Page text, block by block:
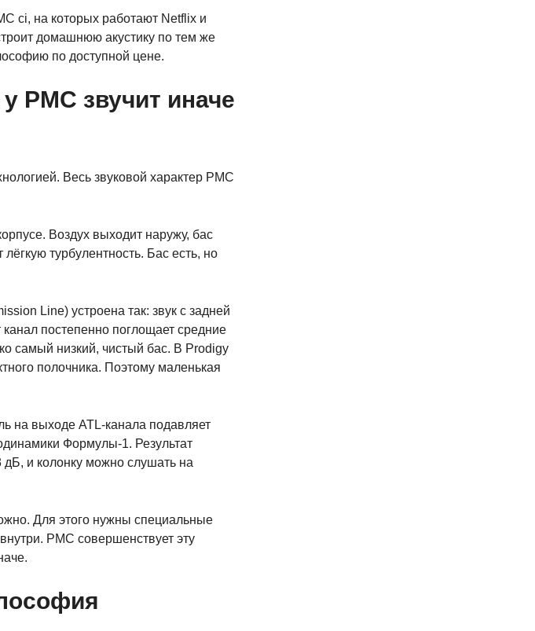
ci, на которых работают Netflix и
домашнюю акустику по тем же
по доступной цене.
PMC звучит иначе
Весь звуковой характер PMC
Воздух выходит наружу, бас
турбулентность. Бас есть, но
Line) устроена так: звук с задней
постепенно поглощает средние
самый низкий, чистый бас. В Prodigy
полочника. Поэтому маленькая
на выходе ATL-канала подавляет
Формулы-1. Результат
и колонку можно слушать на
Для этого нужны специальные
PMC совершенствует эту